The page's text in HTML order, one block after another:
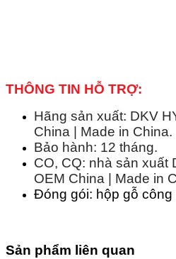
THÔNG TIN HỖ TRỢ:
Hãng sản xuất: DKV
China | Made in China.
Bảo hành: 12 tháng.
CO, CQ: nhà sản xuất
OEM China | Made in
Đóng gói: hộp gỗ công
Sản phẩm liên quan